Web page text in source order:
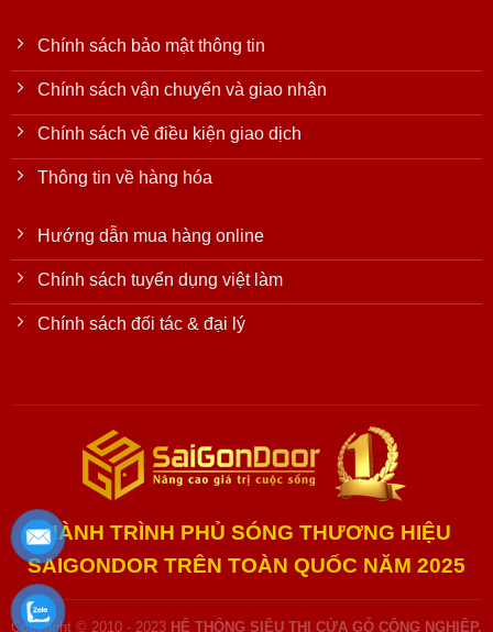
Chính sách bảo mật thông tin
Chính sách vận chuyển và giao nhận
Chính sách về điều kiện giao dịch
Thông tin về hàng hóa
Hướng dẫn mua hàng online
Chính sách tuyển dụng việt làm
Chính sách đối tác & đại lý
HÀNH TRÌNH PHỦ SÓNG THƯƠNG HIỆU
SAIGONDOR TRÊN TOÀN QUỐC NĂM 2025
Copyright © 2010 - 2023 HỆ THỐNG SIÊU THỊ CỬA GỖ CÔNG NGHIỆP,